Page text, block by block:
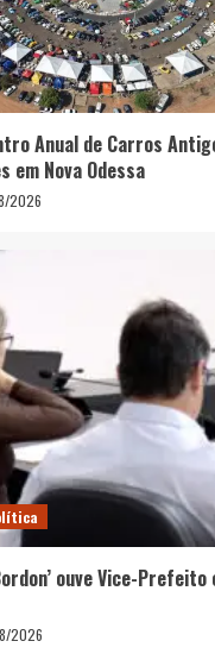
Anual de Carros
em Nova Odessa
2026
ouve Vice-
2026